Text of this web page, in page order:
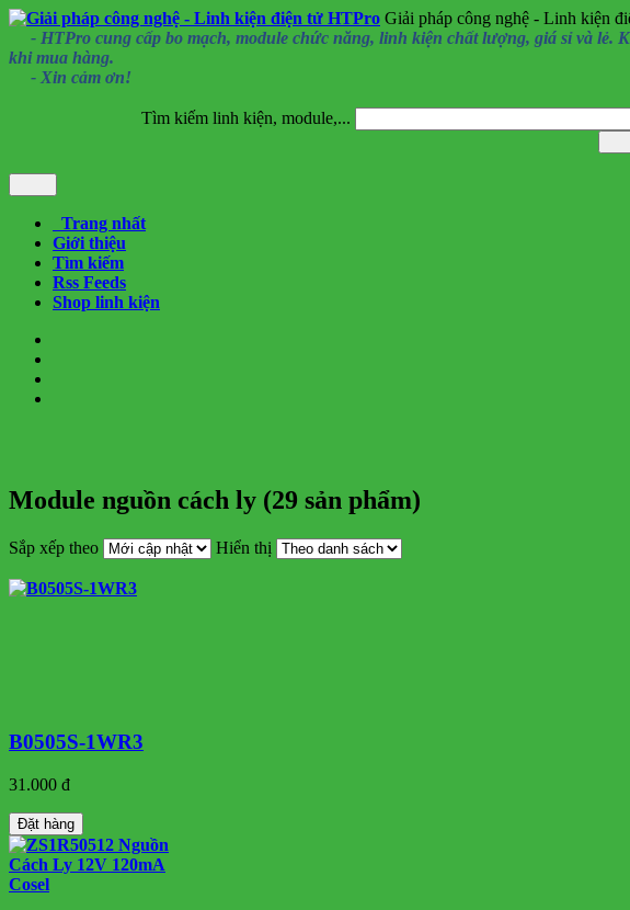
Giải pháp công nghệ - Linh kiện
- HTPro cung cấp bo mạch, module chức năng, linh kiện chất lượng, giá sỉ và lẻ.
khi mua hàng.
- Xin cảm ơn!
Tìm kiếm linh kiện, module,...
Trang nhất
Giới thiệu
Tìm kiếm
Rss Feeds
Shop linh kiện
Module nguồn cách ly (29 sản phẩm)
Sắp xếp theo Hiển thị
B0505S-1WR3
31.000 đ
Đặt hàng